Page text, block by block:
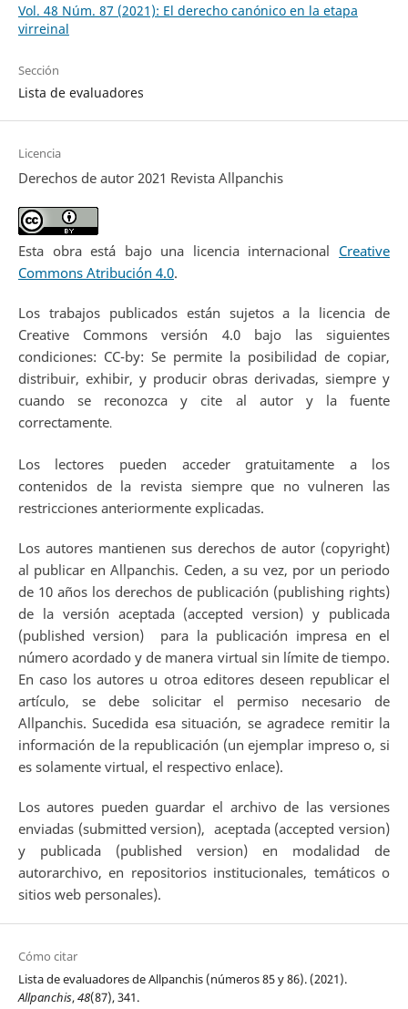
Vol. 48 Núm. 87 (2021): El derecho canónico en la etapa
virreinal
Sección
Lista de evaluadores
Licencia
Derechos de autor 2021 Revista Allpanchis
Esta obra está bajo una licencia internacional Creative
Commons Atribución 4.0.
Los trabajos publicados están sujetos a la licencia de
Creative Commons versión 4.0 bajo las siguientes
condiciones: CC-by: Se permite la posibilidad de copiar,
distribuir, exhibir, y producir obras derivadas, siempre y
cuando se reconozca y cite al autor y la fuente
correctamente.
Los lectores pueden acceder gratuitamente a los
contenidos de la revista siempre que no vulneren las
restricciones anteriormente explicadas.
Los autores mantienen sus derechos de autor (copyright)
al publicar en Allpanchis. Ceden, a su vez, por un periodo
de 10 años los derechos de publicación (publishing rights)
de la versión aceptada (accepted version) y publicada
(published version) para la publicación impresa en el
número acordado y de manera virtual sin límite de tiempo.
En caso los autores u otroa editores deseen republicar el
artículo, se debe solicitar el permiso necesario de
Allpanchis. Sucedida esa situación, se agradece remitir la
información de la republicación (un ejemplar impreso o, si
es solamente virtual, el respectivo enlace).
Los autores pueden guardar el archivo de las versiones
enviadas (submitted version), aceptada (accepted version)
y publicada (published version) en modalidad de
autorarchivo, en repositorios institucionales, temáticos o
sitios web personales).
Cómo citar
Lista de evaluadores de Allpanchis (números 85 y 86). (2021).
Allpanchis,48(87), 341.